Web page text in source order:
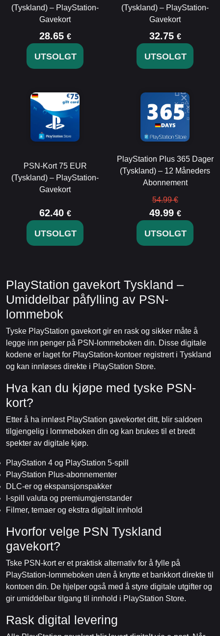
(Tyskland) – PlayStation-
Gavekort
28.65 €
UTSOLGT
(Tyskland) – PlayStation-
Gavekort
32.75 €
UTSOLGT
PSN-Kort 75 EUR
(Tyskland) – PlayStation-
Gavekort
62.40 €
UTSOLGT
PlayStation Plus 365 Dager
(Tyskland) – 12 Måneders
Abonnement
54.99 €
49.99 €
UTSOLGT
PlayStation gavekort Tyskland –
Umiddelbar påfylling av PSN-
lommebok
Tyske PlayStation gavekort gir en rask og sikker måte å
legge inn penger på PSN-lommeboken din. Disse digitale
kodene er laget for PlayStation-kontoer registrert i Tyskland
og kan innløses direkte i PlayStation Store.
Hva kan du kjøpe med tyske PSN-
kort?
Etter å ha innløst PlayStation gavekortet ditt, blir saldoen
tilgjengelig i lommeboken din og kan brukes til et bredt
spekter av digitale kjøp.
PlayStation 4 og PlayStation 5-spill
PlayStation Plus-abonnementer
DLC-er og ekspansjonspakker
I-spill valuta og premiumgjenstander
Filmer, temaer og ekstra digitalt innhold
Hvorfor velge PSN Tyskland
gavekort?
Tske PSN-kort er et praktisk alternativ for å fylle på
PlayStation-lommeboken uten å knytte et bankkort direkte til
kontoen din. De hjelper også med å styre digitale utgifter og
gir umiddelbar tilgang til innhold i PlayStation Store.
Rask digital levering